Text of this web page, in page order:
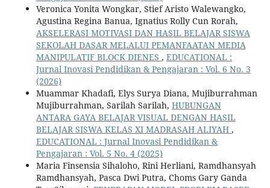
Veronica Yonita Wongkar, Stief Aristo Walewangko,
Agustina Regina Banua, Ignatius Rolly Cun Rorah,
AKSELERASI MOTIVASI DAN HASIL BELAJAR SISWA
SEKOLAH DASAR MELALUI PEMANFAATAN MEDIA
MANIPULATIF BLOCK DIENES , EDUCATIONAL :
Jurnal Inovasi Pendidikan & Pengajaran : Vol. 6 No. 3
(2026)
Muammar Khadafi, Elys Surya Diana, Mujiburrahman
Mujiburrahman, Sarilah Sarilah, HUBUNGAN
ANTARA GAYA BELAJAR VISUAL DENGAN HASIL
BELAJAR SISWA KELAS XI MADRASAH ALIYAH ,
EDUCATIONAL : Jurnal Inovasi Pendidikan &
Pengajaran : Vol. 5 No. 4 (2025)
Maria Finsensia Sihaloho, Rini Herliani, Ramdhansyah
Ramdhansyah, Pasca Dwi Putra, Choms Gary Ganda